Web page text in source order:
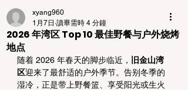
2026 年湾区 Top 10 最佳野餐与户外烧烤
地点
xyang960
1月7日 讀畢需時 4 分鐘
随着 2026 年春天的脚步临近，
旧金山湾
区迎来了最舒适的户外季节。告别冬季的
湿冷，正是带上野餐篮、享受阳光或生火